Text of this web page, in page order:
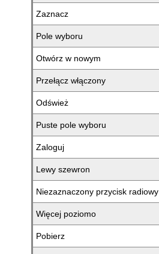
Zaznacz
Pole wyboru
Otwórz w nowym
Przełącz włączony
Odśwież
Puste pole wyboru
Zaloguj
Lewy szewron
Niezaznaczony przycisk radiowy
Więcej poziomo
Pobierz